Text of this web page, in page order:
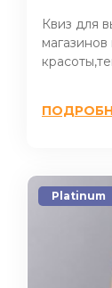
Квиз для
Platinum